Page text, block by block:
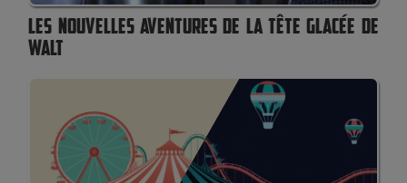
LES NOUVELLES AVENTURES DE LA TÊTE GLACÉE DE
WALT